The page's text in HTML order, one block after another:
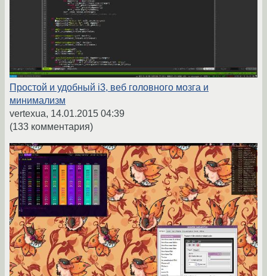
Простой и удобный i3, веб головного мозга и
минимализм
vertexua, 14.01.2015 04:39
(133 комментария)